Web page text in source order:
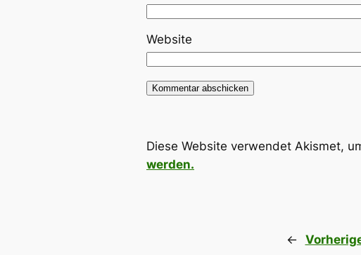
Website
Diese Website verwendet Akismet,
werden.
←